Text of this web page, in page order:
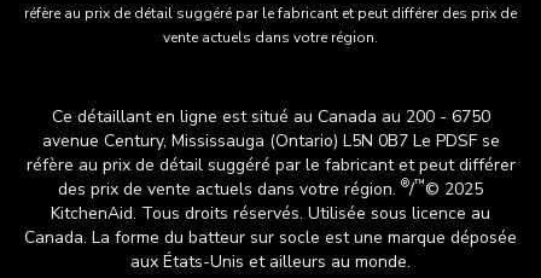
réfère au prix de détail suggéré par le fabricant et peut différer des prix de
vente actuels dans votre région.
Ce détaillant en ligne est situé au Canada au 200 - 6750
avenue Century, Mississauga (Ontario) L5N 0B7 Le PDSF se
réfère au prix de détail suggéré par le fabricant et peut différer
des prix de vente actuels dans votre région. ®/™© 2025
KitchenAid. Tous droits réservés. Utilisée sous licence au
Canada. La forme du batteur sur socle est une marque déposée
aux États-Unis et ailleurs au monde.